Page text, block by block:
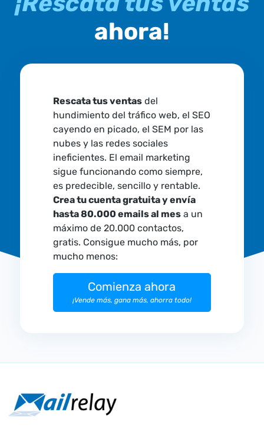
ahora!
Rescata tus ventasdel
hundimiento del tráfico web, el SEO
cayendo en picado, el SEM por las
nubes y las redes sociales
ineficientes. El email marketing
sigue funcionando como siempre,
es predecible, sencillo y rentable.
Crea tu cuenta gratuita y envía
hasta 80.000 emails al mesa un
máximo de 20.000 contactos,
gratis. Consigue mucho más, por
mucho menos:
Comienza ahora
¡Vende más, gana más, ahorra todo!